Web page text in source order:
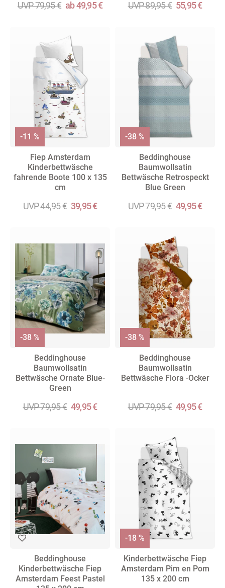
UVP 79,95 € ab 49,95 € UVP 89,95 € 55,95 €
Fiep Amsterdam
Kinderbettwäsche
fahrende Boote 100 x 135
cm
UVP 44,95 € 39,95 €
-11 %
Beddinghouse
Baumwollsatin
Bettwäsche Retrospeckt
Blue Green
UVP 79,95 € 49,95 €
-38 %
Beddinghouse
Baumwollsatin
Bettwäsche Ornate Blue-
Green
UVP 79,95 € 49,95 €
-38 %
Beddinghouse
Baumwollsatin
Bettwäsche Flora -Ocker
UVP 79,95 € 49,95 €
-38 %
Beddinghouse
Kinderbettwäsche Fiep
Amsterdam Feest Pastel
Kinderbettwäsche Fiep
Amsterdam Pim en Pom
135 x 200 cm
-18 %